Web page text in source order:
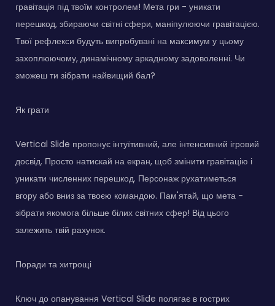
гравітація під твоїм контролем! Мета гри - уникати
перешкод, збираючи світні сфери, маніпулюючи гравітацією.
Твої рефлекси будуть випробувані на максимум у цьому
захоплюючому, динамічному аркадному задоволенні. Чи
зможеш ти зібрати найвищий бал?
Як грати
Vertical Slide пропонує інтуїтивний, але інтенсивний ігровий
досвід. Просто натискай на екран, щоб змінити гравітацію і
уникати численних перешкод. Персонаж рухатиметься
вгору або вниз за твоєю командою. Пам'ятай, що мета -
зібрати якомога більше білих світних сфер! Від цього
залежить твій рахунок.
Поради та хитрощі
Ключ до опанування Vertical Slide полягає в гострих